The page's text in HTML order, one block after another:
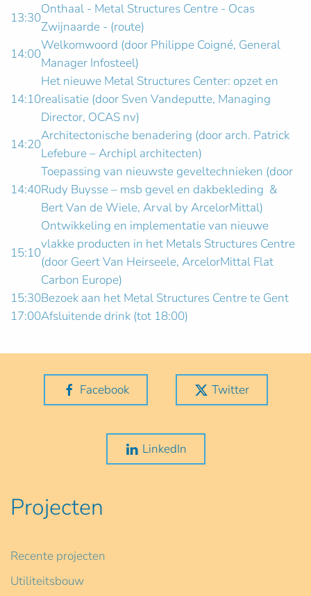
13:30
Onthaal - Metal Structures Centre - Ocas
Zwijnaarde - (route)
14:00
Welkomwoord (door Philippe Coigné, General
Manager Infosteel)
14:10
Het nieuwe Metal Structures Center: opzet en
realisatie (door Sven Vandeputte, Managing
Director, OCAS nv)
14:20
Architectonische benadering (door arch. Patrick
Lefebure – Archipl architecten)
14:40
Toepassing van nieuwste geveltechnieken (door
Rudy Buysse – msb gevel en dakbekleding &
Bert Van de Wiele, Arval by ArcelorMittal)
15:10
Ontwikkeling en implementatie van nieuwe
vlakke producten in het Metals Structures Centre
(door Geert Van Heirseele, ArcelorMittal Flat
Carbon Europe)
15:30Bezoek aan het Metal Structures Centre te Gent
17:00Afsluitende drink (tot 18:00)
Facebook Twitter
LinkedIn
Projecten
Recente projecten
Utiliteitsbouw